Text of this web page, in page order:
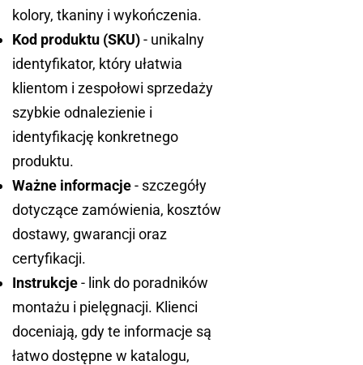
kolory, tkaniny i wykończenia.
Kod produktu (SKU)- unikalny
identyfikator, który ułatwia
klientom i zespołowi sprzedaży
szybkie odnalezienie i
identyfikację konkretnego
produktu.
Ważne informacje- szczegóły
dotyczące zamówienia, kosztów
dostawy, gwarancji oraz
certyfikacji.
Instrukcje- link do poradników
montażu i pielęgnacji. Klienci
doceniają, gdy te informacje są
łatwo dostępne w katalogu,